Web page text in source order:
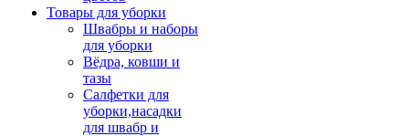
Товары для уборки
Швабры и наборы
для уборки
Вёдра, ковши и
тазы
Салфетки для
уборки,насадки
для швабр и